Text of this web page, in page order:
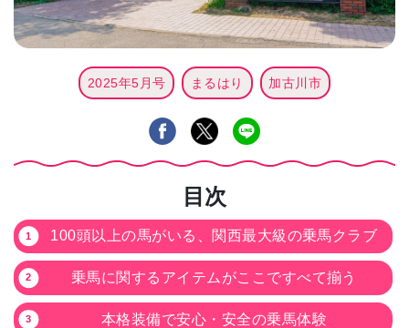
2025年5月号 まるはり 加古川市
目次
100頭以上の馬がいる、関西最大級の乗馬クラブ
乗馬に関するアイテムがここですべて揃う
本格装備で安心・安全の乗馬体験